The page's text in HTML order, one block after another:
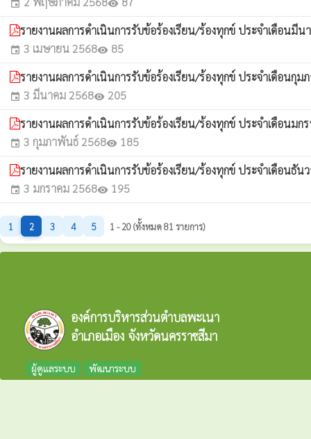
event visibility
รายงานผลการดำเนินการรับข้อร้องเรียน/ร้องทุกข์ ประจำเดือนมี
event 3 เมษายน 2568visibility 85
รายงานผลการดำเนินการรับข้อร้องเรียน/ร้องทุกข์ ประจำเดือนกุ
event 3 มีนาคม 2568visibility 205
รายงานผลการดำเนินการรับข้อร้องเรียน/ร้องทุกข์ ประจำเดือนมก
event 3 กุมภาพันธ์ 2568visibility 185
รายงานผลการดำเนินการรับข้อร้องเรียน/ร้องทุกข์ ประจำเดือนธั
event 3 มกราคม 2568visibility 195
1 2 3 4 5 1 - 20 (ทั้งหมด 81 รายการ)
องค์การบริหารส่วนตำบลพะเนา
อำเภอเมือง จังหวัดนครราชสีมา
ผู้ดูแลระบบ พัฒนาระบบ